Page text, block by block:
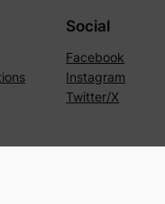
Social
Facebook
Instagram
Twitter/X